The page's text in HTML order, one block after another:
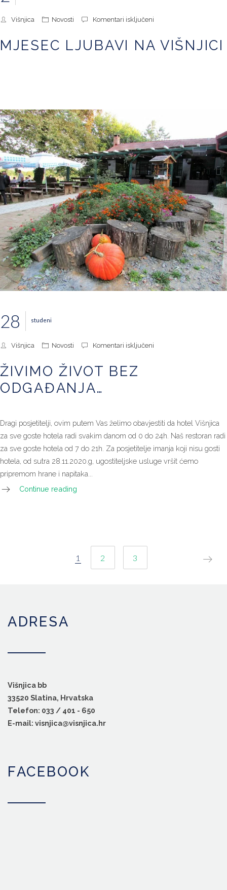
Višnjica Novosti Komentari isključeni
na
MJESEC LJUBAVI NA VIŠNJICI
studeni
28
Višnjica Novosti Komentari isključeni
ŽIVIMO ŽIVOT BEZ
ODGAĐANJA…
Dragi posjetitelji, ovim putem Vas želimo obavjestiti da hotel Višnjica
za sve goste hotela radi svakim danom od 0 do 24h. Naš restoran radi
za sve goste hotela od 7 do 21h. Za posjetitelje imanja koji nisu gosti
hotela, od sutra 28.11.2020.g, ugostiteljske usluge vršit ćemo
pripremom hrane i napitaka...
Continue reading
NAVIGACIJA
1 2 3
ADRESA
Višnjica bb
33520 Slatina, Hrvatska
Telefon: 033 / 401 - 650
E-mail: visnjica@visnjica.hr
FACEBOOK